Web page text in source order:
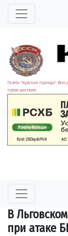
Газета "Курская правда".
происшествия.
В
при атаке